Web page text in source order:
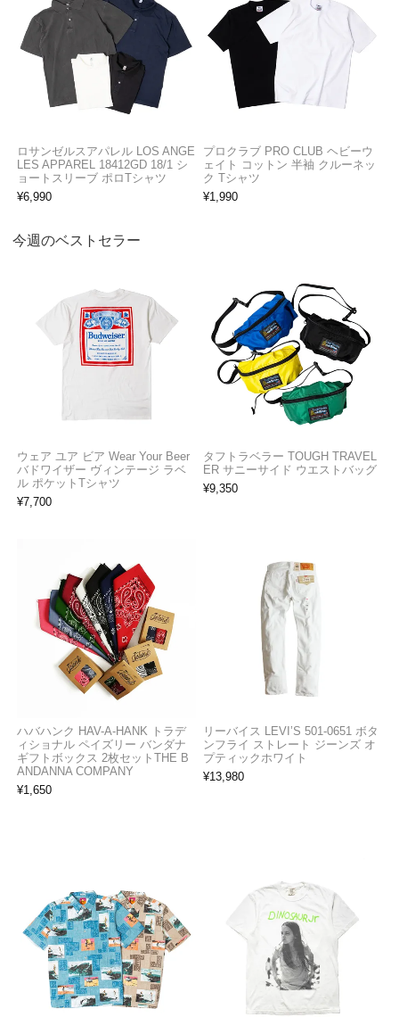
ロサンゼルスアパレル LOS ANGE
LES APPAREL 18412GD 18/1 シ
ョートスリーブ ポロTシャツ
¥6,990
プロクラブ PRO CLUB ヘビーウ
ェイト コットン 半袖 クルーネッ
ク Tシャツ
¥1,990
今週のベストセラー
ウェア ユア ビア Wear Your Beer
バドワイザー ヴィンテージ ラベ
ル ポケットTシャツ
¥7,700
タフトラベラー TOUGH TRAVEL
ER サニーサイド ウエストバッグ
¥9,350
ハバハンク HAV-A-HANK トラデ
ィショナル ペイズリー バンダナ
ギフトボックス 2枚セットTHE B
ANDANNA COMPANY
¥1,650
リーバイス LEVI’S 501-0651 ボタ
ンフライ ストレート ジーンズ オ
プティックホワイト
¥13,980